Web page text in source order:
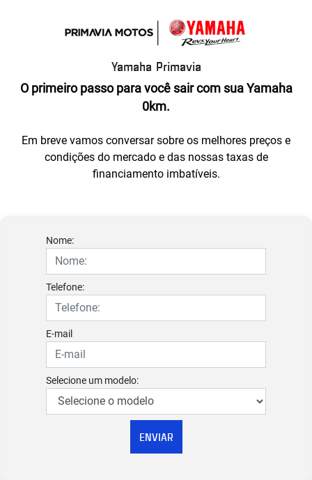
Yamaha Primavia
O primeiro passo para você sair com sua Yamaha
0km.
Em breve vamos conversar sobre os melhores preços e
condições do mercado e das nossas taxas de
financiamento imbatíveis.
Nome:
Telefone:
E-mail
Selecione um modelo:
ENVIAR